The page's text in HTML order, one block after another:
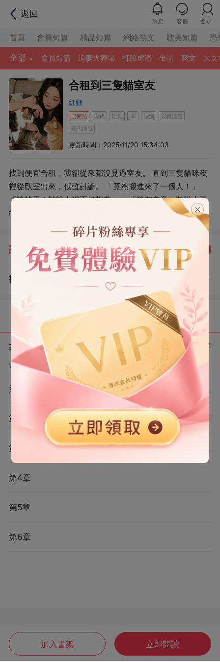
返回
消息 客服 登录
首頁 會員短篇 精品短篇 網絡熱文 耽美短篇 恐
全部 會員短篇 追妻火葬場 打臉虐渣 出軌 爽文 大女
合租到三隻貓室友
紅鈿
已完結 現代 治愈 HE 腦洞
現實情感
現代情感
更新時間：2025/11/20 15:34:03
找到便宜合租，我卻從來都沒見過室友。 直到三隻貓咪夜
裡從臥室出來，低聲討論。 「竟然搬進來了一個人！」
「咪的天！聽說人很不好相處。」 「咪有主意，聽說人喜
歡咪抓的老鼠！」 我睡得迷迷糊糊，以為是哪個室友在放
動畫片。 沒有在意。 第二天，我下班回來。 臥室門口擺
著整整齊齊的三隻死老鼠。
加入書架 立即閲讀
評分：5.0 點我評分
書評
共 6 章 正序
VIP章節可通過金幣購買提前點讀
第1章
第2章
第3章
第4章
第5章
第6章